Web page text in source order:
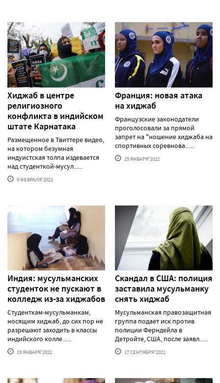
Хиджаб в центре
религиозного
конфликта в индийском
штате Карнатака
Размещенное в Твиттере видео,
на котором безумная
индуистская толпа издевается
над студенткой-мусул......
9 ФЕВРАЛЯ'2022
Франция: новая атака
на хиджаб
Французские законодатели
проголосовали за прямой
запрет на "ношение хиджаба на
спортивных соревнова......
25 ЯНВАРЯ'2022
Индия: мусульманских
студенток не пускают в
колледж из-за хиджабов
Студенткам-мусульманкам,
носящим хиджаб, до сих пор не
разрешают заходить в классы
индийского колле......
19 ЯНВАРЯ'2022
Скандал в США: полиция
заставила мусульманку
снять хиджаб
Мусульманская правозащитная
группа подает иск против
полиции Ферндейла в
Детройте, США, после заявл......
17 СЕНТЯБРЯ'2021